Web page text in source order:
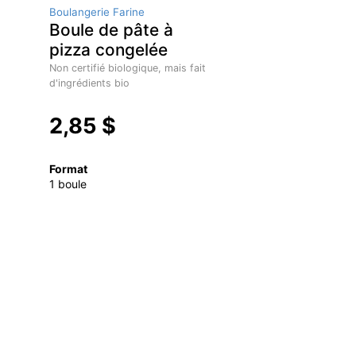
Boulangerie Farine
Boule de pâte à
pizza congelée
Non certifié biologique, mais fait
d'ingrédients bio
2,85 $
Format
1 boule